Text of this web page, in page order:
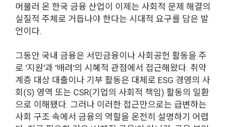
머물러 온 한국 금융 산업이 이제는 사회적 문제 해결의
실질적 주체로 거듭나야 한다는 시대적 요구를 담은 발
언이다.
그동안 국내 금융은 서민금융이나 사회공헌 활동을 주
로 '지원'과 '배려'의 시혜적 관점에서 접근해왔다. 취약
계층 대상 대출이나 기부 활동은 대체로 ESG 경영의 사
회(S) 영역 또는 CSR(기업의 사회적 책임) 활동의 일환
으로 이해됐다. 그러나 이러한 접근만으로는 급변하는
사회 구조 속에서 금융의 역할을 온전히 설명하기 어렵